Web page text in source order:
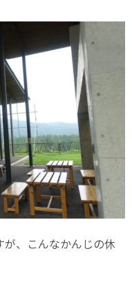
が、こんなかんじの休